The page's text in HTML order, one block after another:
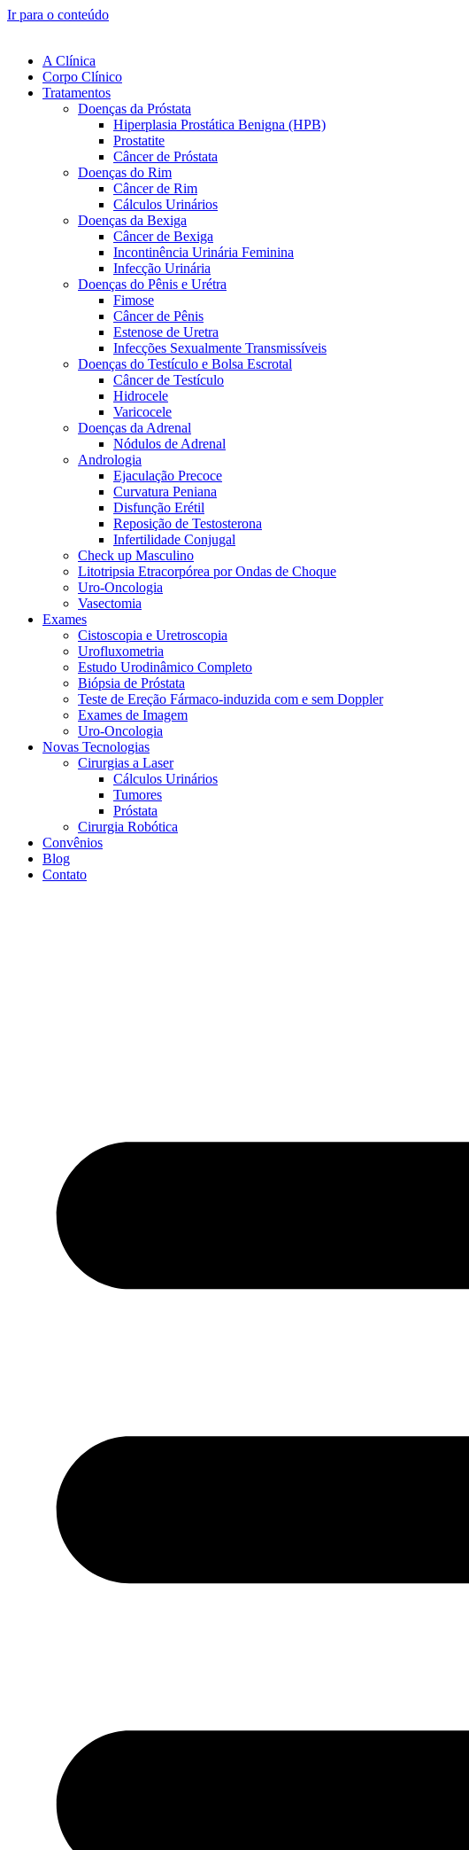
Ir para o conteúdo
A Clínica
Corpo Clínico
Tratamentos
Doenças da Próstata
Hiperplasia Prostática Benigna (HPB)
Prostatite
Câncer de Próstata
Doenças do Rim
Câncer de Rim
Cálculos Urinários
Doenças da Bexiga
Câncer de Bexiga
Incontinência Urinária Feminina
Infecção Urinária
Doenças do Pênis e Urétra
Fimose
Câncer de Pênis
Estenose de Uretra
Infecções Sexualmente Transmissíveis
Doenças do Testículo e Bolsa Escrotal
Câncer de Testículo
Hidrocele
Varicocele
Doenças da Adrenal
Nódulos de Adrenal
Andrologia
Ejaculação Precoce
Curvatura Peniana
Disfunção Erétil
Reposição de Testosterona
Infertilidade Conjugal
Check up Masculino
Litotripsia Etracorpórea por Ondas de Choque
Uro-Oncologia
Vasectomia
Exames
Cistoscopia e Uretroscopia
Urofluxometria
Estudo Urodinâmico Completo
Biópsia de Próstata
Teste de Ereção Fármaco-induzida com e sem Doppler
Exames de Imagem
Uro-Oncologia
Novas Tecnologias
Cirurgias a Laser
Cálculos Urinários
Tumores
Próstata
Cirurgia Robótica
Convênios
Blog
Contato